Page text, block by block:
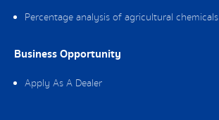
Percentage analysis of agricultural chemicals
Business Opportunity
Apply As A Dealer